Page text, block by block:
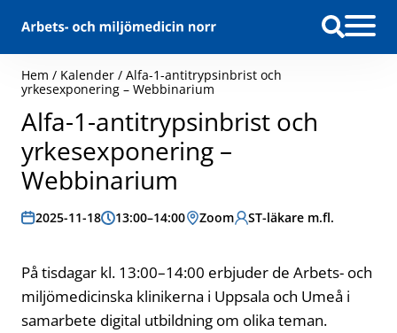
Hem / Kalender / Alfa-1-antitrypsinbrist och
yrkesexponering – Webbinarium
Alfa-1-antitrypsinbrist och
yrkesexponering –
Webbinarium
Datum:
2025-11-18Tid:13:00–14:00Plats:
ZoomMålgrupp:
ST-läkare m.fl.
På tisdagar kl. 13:00–14:00 erbjuder de Arbets- och
miljömedicinska klinikerna i Uppsala och Umeå i
samarbete digital utbildning om olika teman.